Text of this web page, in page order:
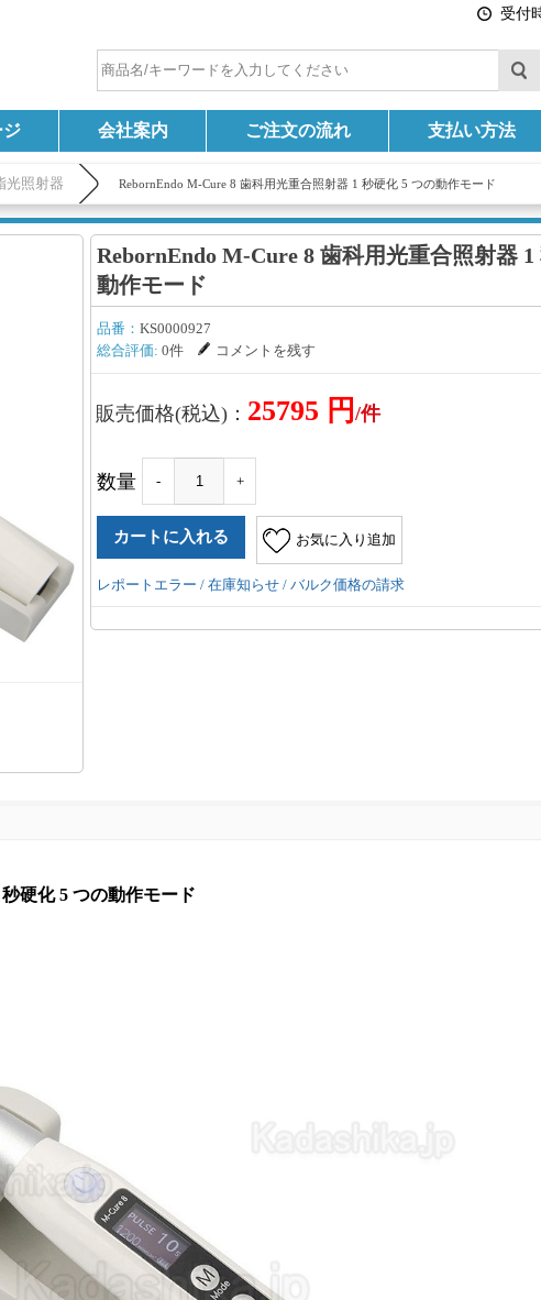
受付
会社案内 ご注文の流れ 支払い方法
光照射器 RebornEndo M-Cure 8 歯科用光重合照射器 1 秒硬化 5 つの動作モード
RebornEndo M-Cure 8 歯科用光重合照射器 1
動作モード
品番： KS0000927
総合評価: 0件 コメントを残す
販売価格(税込)： 25795 円 /件
数量 - +
お気に入り追加
レポートエラー / 在庫知らせ / バルク価格の請求
硬化 5 つの動作モード